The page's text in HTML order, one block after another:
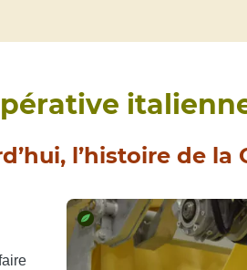
l’histoire de la